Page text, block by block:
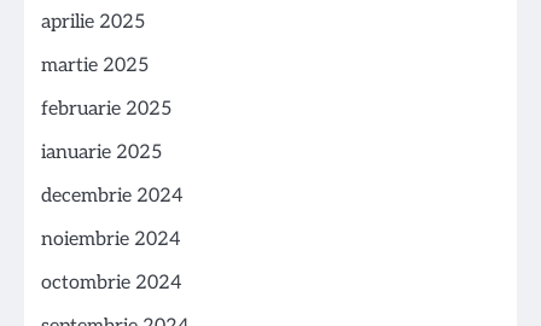
aprilie 2025
martie 2025
februarie 2025
ianuarie 2025
decembrie 2024
noiembrie 2024
octombrie 2024